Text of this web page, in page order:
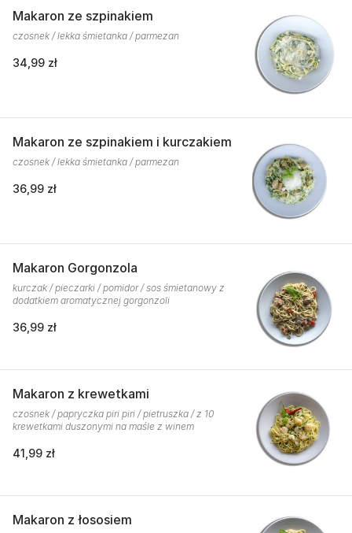
Makaron ze szpinakiem
czosnek / lekka śmietanka / parmezan
34,99 zł
Makaron ze szpinakiem i kurczakiem
czosnek / lekka śmietanka / parmezan
36,99 zł
Makaron Gorgonzola
kurczak / pieczarki / pomidor / sos śmietanowy z
dodatkiem aromatycznej gorgonzoli
36,99 zł
Makaron z krewetkami
czosnek / papryczka piri piri / pietruszka / z 10
krewetkami duszonymi na maśle z winem
41,99 zł
Makaron z łososiem